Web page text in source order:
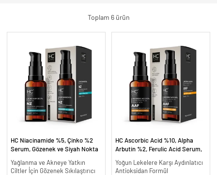
Toplam 6 ürün
HC Niacinamide %5, Çinko %2
Serum, Gözenek ve Siyah Nokta
30 ml.
Yağlanma ve Akneye Yatkın
Ciltler İçin Gözenek Sıkılaştırıcı
HC Ascorbic Acid %10, Alpha
Arbutin %2, Ferulic Acid Serum,
ml.
Yoğun Lekelere Karşı Aydınlatıcı
Antioksidan Formül